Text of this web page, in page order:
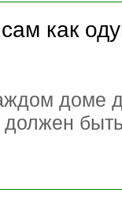
как
доме
должен